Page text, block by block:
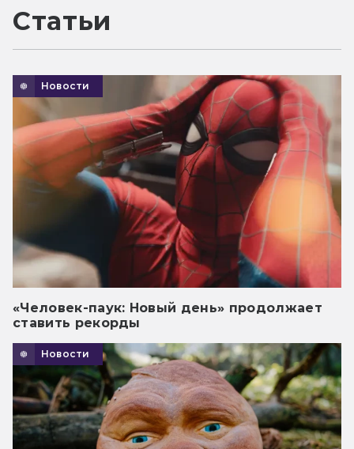
Статьи
Новости
«Человек-паук: Новый день» продолжает
ставить рекорды
Новости